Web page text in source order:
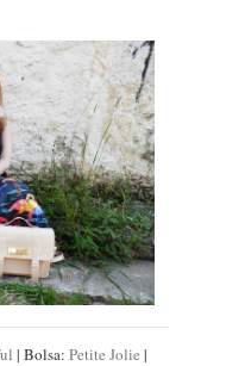
| Bolsa: Petite Jolie |